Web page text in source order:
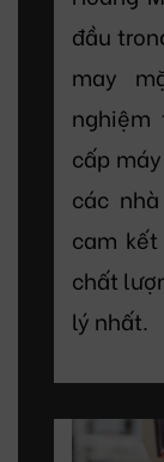
đầu
may
cấp
các
cam
chất
lý nhất.